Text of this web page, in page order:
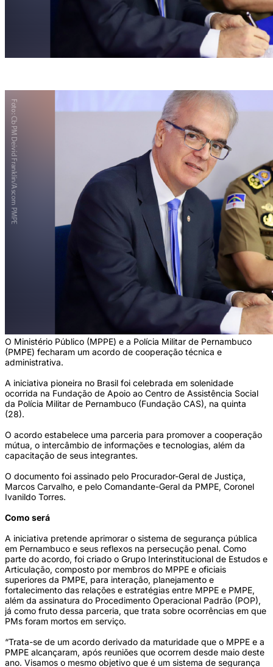
O Ministério Público (MPPE) e a Polícia Militar de Pernambuco
(PMPE) fecharam um acordo de cooperação técnica e
administrativa.
A iniciativa pioneira no Brasil foi celebrada em solenidade
ocorrida na Fundação de Apoio ao Centro de Assistência Social
da Polícia Militar de Pernambuco (Fundação CAS), na quinta
(28).
O acordo estabelece uma parceria para promover a cooperação
mútua, o intercâmbio de informações e tecnologias, além da
capacitação de seus integrantes.
O documento foi assinado pelo Procurador-Geral de Justiça,
Marcos Carvalho, e pelo Comandante-Geral da PMPE, Coronel
Ivanildo Torres.
Como será
A iniciativa pretende aprimorar o sistema de segurança pública
em Pernambuco e seus reflexos na persecução penal. Como
parte do acordo, foi criado o Grupo Interinstitucional de Estudos e
Articulação, composto por membros do MPPE e oficiais
superiores da PMPE, para interação, planejamento e
fortalecimento das relações e estratégias entre MPPE e PMPE,
além da assinatura do Procedimento Operacional Padrão (POP),
já como fruto dessa parceria, que trata sobre ocorrências em que
PMs foram mortos em serviço.
“Trata-se de um acordo derivado da maturidade que o MPPE e a
PMPE alcançaram, após reuniões que ocorrem desde maio deste
ano. Visamos o mesmo objetivo que é um sistema de segurança